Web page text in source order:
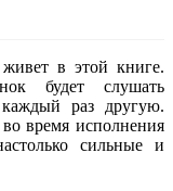
в этой книге.
будет слушать
раз другую.
время исполнения
сильные и